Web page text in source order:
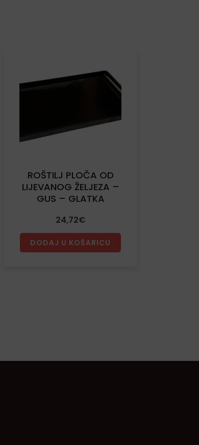
ROŠTILJ PLOČA OD
LIJEVANOG ŽELJEZA –
GUS – GLATKA
24,72€
DODAJ U KOŠARICU